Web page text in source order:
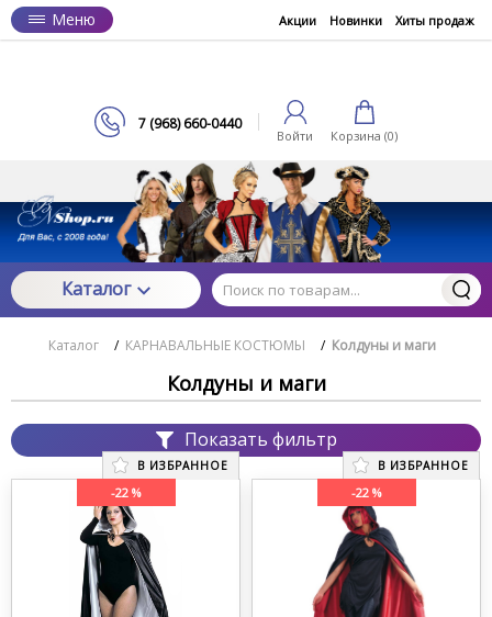
Меню Акции Новинки Хиты продаж
7 (968) 660-0440
Войти Корзина (0)
Каталог
Каталог / КАРНАВАЛЬНЫЕ КОСТЮМЫ / Колдуны и маги
Колдуны и маги
Показать фильтр
В ИЗБРАННОЕ
-22 %
В ИЗБРАННОЕ
-22 %